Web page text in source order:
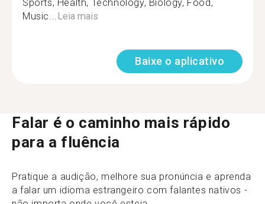
Sports, Health, Technology, Biology, Food,
Music... Leia mais
Baixe o aplicativo
Falar é o caminho mais rápido
para a fluência
Pratique a audição, melhore sua pronúncia e aprenda
a falar um idioma estrangeiro com falantes nativos -